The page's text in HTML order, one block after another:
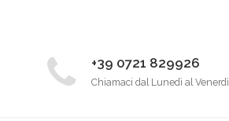
+39 0721 829926
Chiamaci dal Lunedì al Venerdì